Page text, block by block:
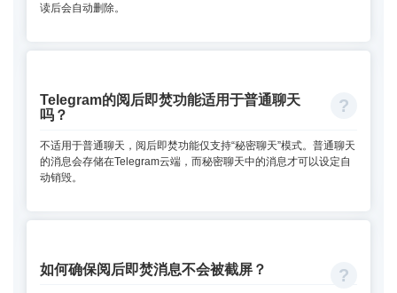
读后会自动删除。
Telegram的阅后即焚功能适用于普通聊天
吗？
不适用于普通聊天，阅后即焚功能仅支持“秘密聊天”模式。普通聊天
的消息会存储在Telegram云端，而秘密聊天中的消息才可以设定自
动销毁。
如何确保阅后即焚消息不会被截屏？